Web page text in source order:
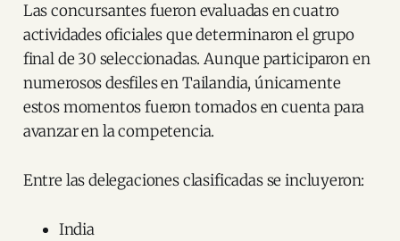
Las concursantes fueron evaluadas en cuatro
actividades oficiales que determinaron el grupo
final de 30 seleccionadas. Aunque participaron en
numerosos desfiles en Tailandia, únicamente
estos momentos fueron tomados en cuenta para
avanzar en la competencia.
Entre las delegaciones clasificadas se incluyeron:
India